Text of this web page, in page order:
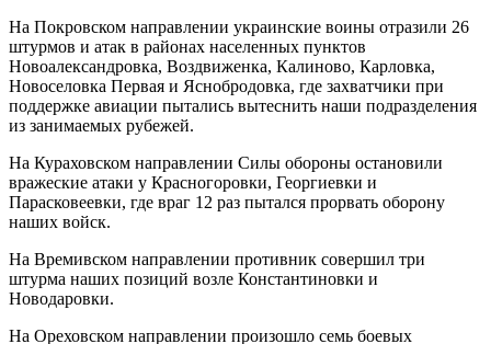
На Покровском направлении украинские воины отразили 26
штурмов и атак в районах населенных пунктов
Новоалександровка, Воздвиженка, Калиново, Карловка,
Новоселовка Первая и Яснобродовка, где захватчики при
поддержке авиации пытались вытеснить наши подразделения
из занимаемых рубежей.
На Кураховском направлении Силы обороны остановили
вражеские атаки у Красногоровки, Георгиевки и
Парасковеевки, где враг 12 раз пытался прорвать оборону
наших войск.
На Времивском направлении противник совершил три
штурма наших позиций возле Константиновки и
Новодаровки.
На Ореховском направлении произошло семь боевых